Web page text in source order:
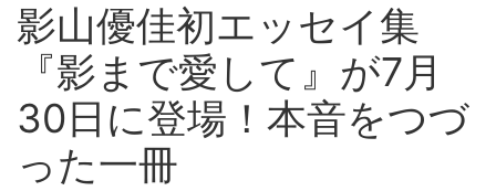
影山優佳初エッセイ集
『影まで愛して』が7月
30日に登場！本音をつづ
った一冊